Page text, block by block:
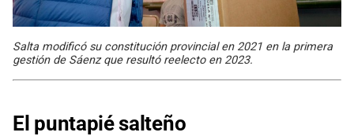
Salta modificó su constitución provincial en 2021 en la primera
gestión de Sáenz que resultó reelecto en 2023.
El puntapié salteño